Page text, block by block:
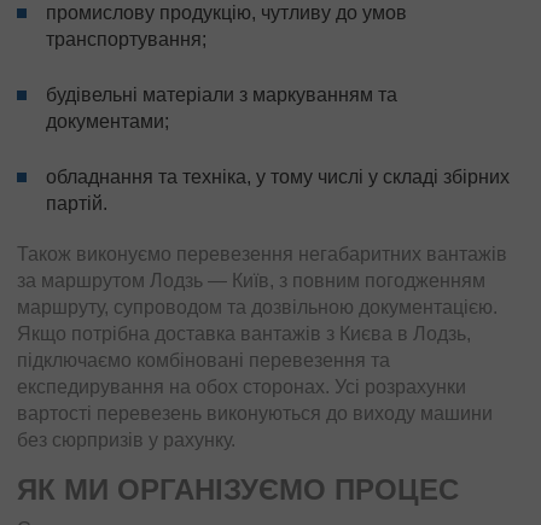
промислову продукцію, чутливу до умов
транспортування;
будівельні матеріали з маркуванням та
документами;
обладнання та техніка, у тому числі у складі збірних
партій.
Також виконуємо перевезення негабаритних вантажів
за маршрутом Лодзь — Київ, з повним погодженням
маршруту, супроводом та дозвільною документацією.
Якщо потрібна доставка вантажів з Києва в Лодзь,
підключаємо комбіновані перевезення та
експедирування на обох сторонах. Усі розрахунки
вартості перевезень виконуються до виходу машини
без сюрпризів у рахунку.
ЯК МИ ОРГАНІЗУЄМО ПРОЦЕС